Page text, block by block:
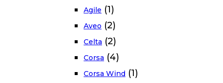
Agile (1)
Aveo (2)
Celta (2)
Corsa (4)
Corsa Wind (1)